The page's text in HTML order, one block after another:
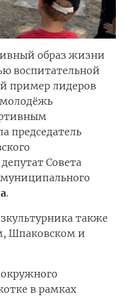
образ жизни
воспитательной
пример лидеров
председатель
Совета
муниципального
.
также
Шпаковском и
в рамках